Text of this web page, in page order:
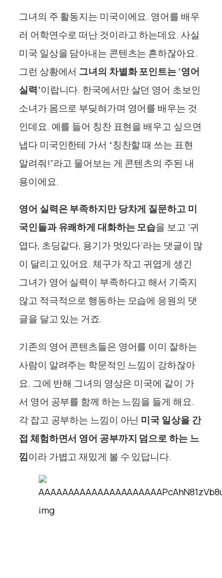
그녀의 주 활동지는 미국이에요. 영어를 배우
러 어학연수로 떠난 것이라고 하는데요. 사실
미국 일상을 담아내는 콘텐츠는 흔하잖아요.
그런 상황에서 그녀의 차별화 포인트는 ‘영어
실력’이랍니다. 한국에서만 살던 영어 초보인
소녀가 몸으로 부딪혀가며 영어를 배우는 것
인데요. 예를 들어 칭찬 표현을 배우고 싶으면
냅다 미국인한테 가서 “칭찬할 때 쓰는 표현
알려줘!”라고 물어보는 게 콘텐츠의 주된 내
용이에요.
영어 실력은 부족하지만 당차게 질문하고 미
국인들과 유쾌하게 대화하는 모습을 보고 ‘귀
엽다, 초딩같다, 용기가 멋있다’라는 댓글이 많
이 달리고 있어요. 체구가 작고 귀엽게 생긴
그녀가 영어 실력이 부족하다고 해서 기죽지
않고 적극적으로 행동하는 모습에 응원의 댓
글을 달고 있는 거죠.
기존의 영어 콘텐츠들은 영어를 이미 잘하는
사람이 알려주는 학문적인 느낌이 강하잖아
요. 그에 반해 그녀의 영상은 미국에 같이 가
서 영어 공부를 함께 하는 느낌을 들게 해요.
각 잡고 공부하는 느낌이 아닌 미국 일상을 간
접 체험하면서 영어 공부까지 덤으로 하는 느
낌이라 가볍고 재밌게 볼 수 있답니다.